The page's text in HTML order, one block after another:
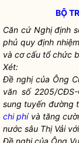
BỘ
Căn cứ Nghị định
phủ quy định
và cơ cấu tổ chức
Xét:
Đề nghị của Ông
văn số 2205/
sung tuyến đường
chi phívà tăng
nước sâu Thị Vải
Đề nghị của Ông